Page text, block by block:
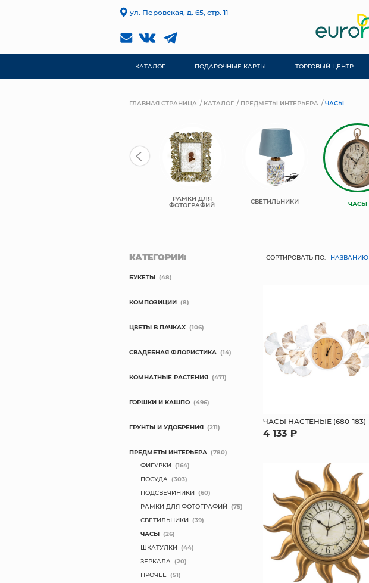
ул. Перовская, д. 65, стр. 11
КАТАЛОГ ПОДАРОЧНЫЕ КАРТЫ ТОРГОВЫЙ ЦЕНТР
ГЛАВНАЯ СТРАНИЦА КАТАЛОГ ПРЕДМЕТЫ ИНТЕРЬЕРА ЧАСЫ
РАМКИ ДЛЯ
ФОТОГРАФИЙ СВЕТИЛЬНИКИ ЧАСЫ
СОРТИРОВАТЬ ПО: НАЗВАНИЮ
ЧАСЫ НАСТЕНЫЕ (680-183)
4 133 ₽
КАТЕГОРИИ:
БУКЕТЫ (48)
КОМПОЗИЦИИ (8)
ЦВЕТЫ В ПАЧКАХ (106)
СВАДЕБНАЯ ФЛОРИСТИКА (14)
КОМНАТНЫЕ РАСТЕНИЯ (471)
ГОРШКИ И КАШПО (496)
ГРУНТЫ И УДОБРЕНИЯ (211)
ПРЕДМЕТЫ ИНТЕРЬЕРА (780)
ФИГУРКИ (164)
ПОСУДА (303)
ПОДСВЕЧИНИКИ (60)
РАМКИ ДЛЯ ФОТОГРАФИЙ (75)
СВЕТИЛЬНИКИ (39)
ЧАСЫ (26)
ШКАТУЛКИ (44)
ЗЕРКАЛА (20)
ПРОЧЕЕ (51)